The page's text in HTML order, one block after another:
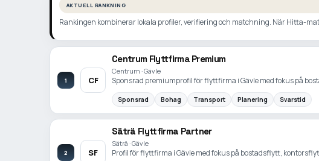
AKTUELL RANKNING
Rankingen kombinerar lokala profiler, verifiering och matchning. När Hitta-
1 CF
Centrum Flyttfirma Premium
Centrum · Gävle
Sponsrad premiumprofil för flyttfirma i Gävle med fokus på
Sponsrad Bohag Transport Planering Svarstid
2 SF
Säträ Flyttfirma Partner
Säträ · Gävle
Profil för flyttfirma i Gävle med fokus på bostadsflytt,